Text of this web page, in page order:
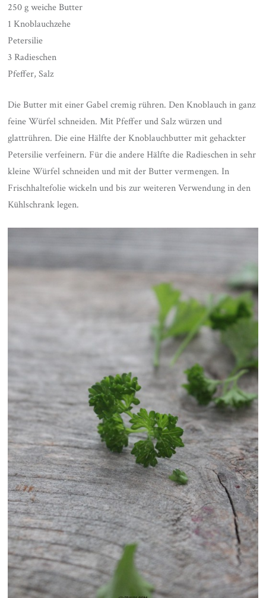
250 g weiche Butter
1 Knoblauchzehe
Petersilie
3 Radieschen
Pfeffer, Salz
Die Butter mit einer Gabel cremig rühren. Den Knoblauch in ganz
feine Würfel schneiden. Mit Pfeffer und Salz würzen und
glattrühren. Die eine Hälfte der Knoblauchbutter mit gehackter
Petersilie verfeinern. Für die andere Hälfte die Radieschen in sehr
kleine Würfel schneiden und mit der Butter vermengen. In
Frischhaltefolie wickeln und bis zur weiteren Verwendung in den
Kühlschrank legen.